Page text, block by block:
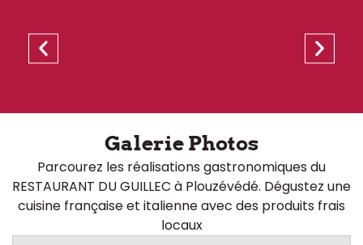
Galerie Photos
Parcourez les réalisations gastronomiques du
RESTAURANT DU GUILLEC à Plouzévédé. Dégustez une
cuisine française et italienne avec des produits frais
locaux